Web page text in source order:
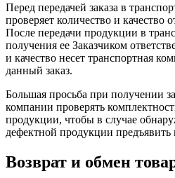
Перед передачей заказа в
проверяет количество и качество
После передачи продукции в
получения ее Заказчиком
и качество несет транспортная
данный заказ.
Большая просьба при получении
компании проверять
продукции, чтобы в случае
дефектной продукции предъявить
Возврат и обмен